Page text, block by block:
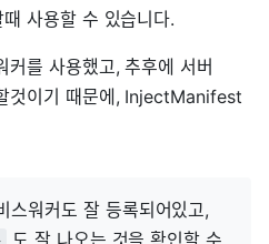
사용할 수 있습니다.
커를 사용했고, 추후에 서버
것이기 때문에, InjectManifest
스워커도 잘 등록되어있고,
도 잘 나오는 것을 확인할 수